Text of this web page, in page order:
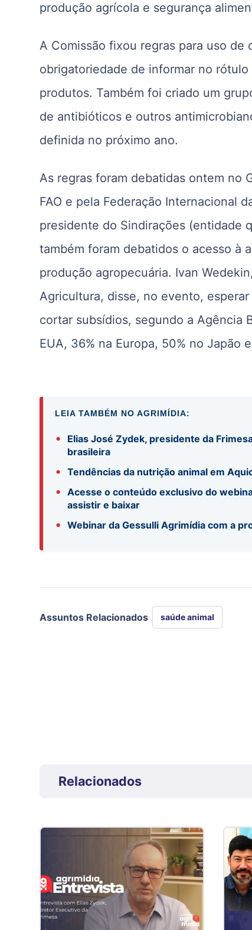
produção agrícola e segurança
A Comissão fixou regras para uso
obrigatoriedade de informar no
produtos. Também foi criado um
de antibióticos e outros
definida no próximo ano.
As regras foram debatidas ontem no
FAO e pela Federação Internacional
presidente do Sindirações (entidade
também foram debatidos o acesso à
produção agropecuária. Ivan
Agricultura, disse, no evento,
cortar subsídios, segundo a Agência
EUA, 36% na Europa, 50% no Japão
LEIA TAMBÉM NO AGRIMÍDIA:
•
Elias José Zydek, presidente da
brasileira
• Tendências da nutrição animal em
•
Acesse o conteúdo exclusivo do
assistir e baixar
• Webinar da Gessulli Agrimídia com a
Assuntos Relacionados saúde animal
Relacionados